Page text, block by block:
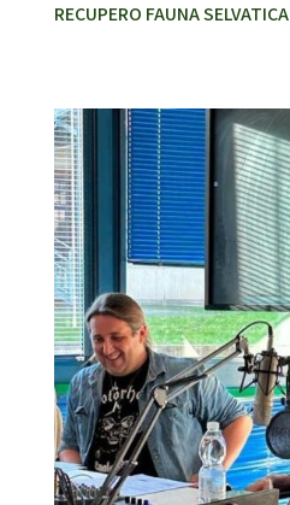
RECUPERO FAUNA SELVATICA